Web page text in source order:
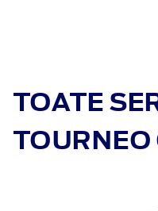
TOATE
TOURNEO